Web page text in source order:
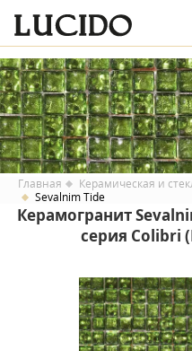
Главная Керамическая и
Sevalnim Tide
Керамогранит
серия Colibri